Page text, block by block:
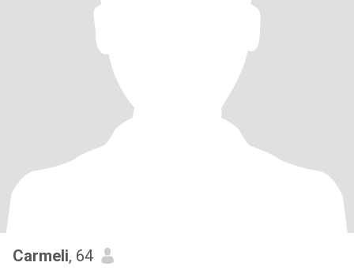
Carmeli, 64